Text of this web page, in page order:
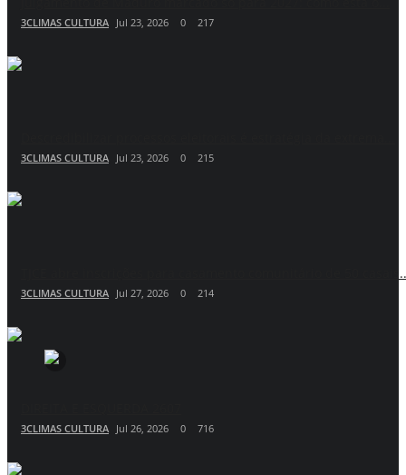
3CLIMAS CULTURA Jul 23, 2026 0 217
3CLIMAS CULTURA Jul 23, 2026 0 215
TJCE abre inscrições para casamento comunitário de 50
3CLIMAS CULTURA Jul 27, 2026 0 214
3CLIMAS CULTURA Jul 26, 2026 0 716